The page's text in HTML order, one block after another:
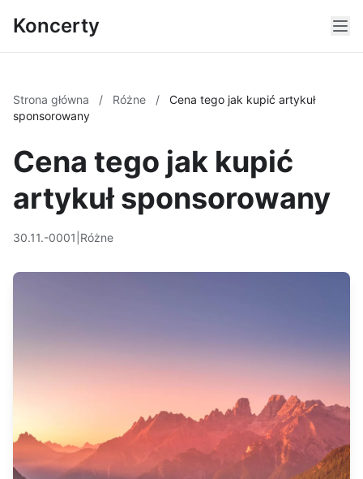
Koncerty
Strona główna / Różne /
Cena tego jak kupić artykuł
sponsorowany
Cena tego jak kupić
artykuł sponsorowany
30.11.-0001 Różne